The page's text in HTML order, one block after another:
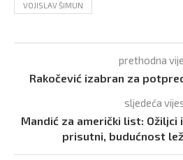
VOJISLAV ŠIMUN
prethodna
Rakočević izabran za
sljedeća
Mandić za američki list:
prisutni, budućnost